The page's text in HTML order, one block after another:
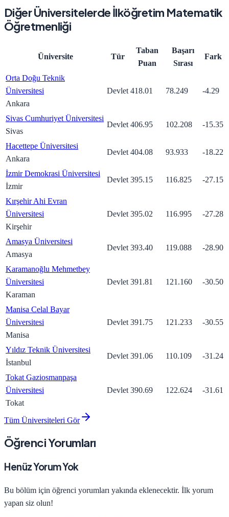
Diğer Üniversitelerdeİlköğretim Matematik
Öğretmenliği
Üniversite Tür
Taban
Puan
Başarı
Sırası
Fark
Orta Doğu Teknik
Üniversitesi
Ankara
Devlet 418.01 78.249 -4.29
Sivas Cumhuriyet Üniversitesi
Sivas
Devlet 406.95 102.208 -15.35
Hacettepe Üniversitesi
Ankara
Devlet 404.08 93.933 -18.22
İzmir Demokrasi Üniversitesi
İzmir
Devlet 395.15 116.825 -27.15
Kırşehir Ahi Evran
Üniversitesi
Kirşehir
Devlet 395.02 116.995 -27.28
Amasya Üniversitesi
Amasya
Devlet 393.40 119.088 -28.90
Karamanoğlu Mehmetbey
Üniversitesi
Karaman
Devlet 391.81 121.160 -30.50
Manisa Celal Bayar
Üniversitesi
Manisa
Devlet 391.75 121.233 -30.55
Yıldız Teknik Üniversitesi
İstanbul
Devlet 391.06 110.109 -31.24
Tokat Gaziosmanpaşa
Üniversitesi
Tokat
Devlet 390.69 122.624 -31.61
Tüm Üniversiteleri Gör
Öğrenci Yorumları
Henüz Yorum Yok
Bu bölüm için öğrenci yorumları yakında eklenecektir. İlk yorum
yapan siz olun!